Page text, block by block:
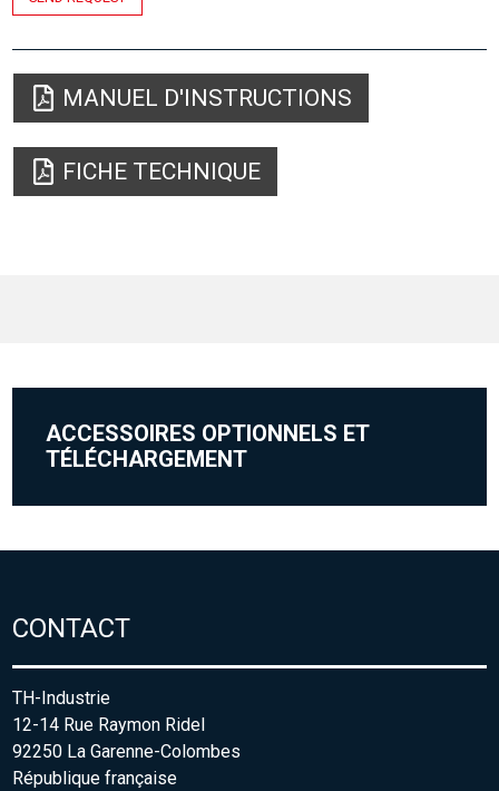
MANUEL D'INSTRUCTIONS
FICHE TECHNIQUE
ACCESSOIRES OPTIONNELS ET
TÉLÉCHARGEMENT
CONTACT
TH-Industrie
12-14 Rue Raymon Ridel
92250 La Garenne-Colombes
République française